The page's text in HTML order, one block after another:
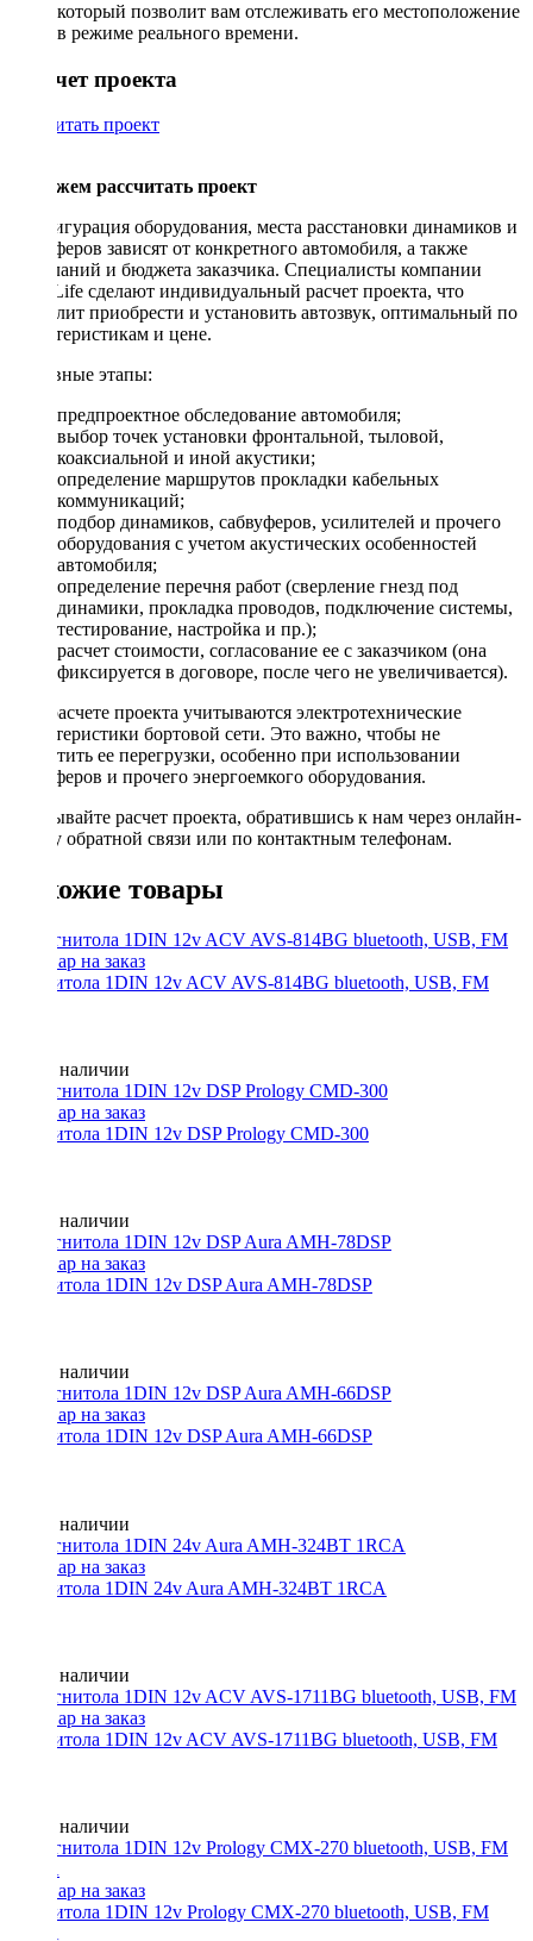
который позволит вам отслеживать его местоположение
в режиме реального времени.
Рассчет проекта
Рассчитать проект
Поможем рассчитать проект
Конфигурация оборудования, места расстановки динамиков и
сабвуферов зависят от конкретного автомобиля, а также
пожеланий и бюджета заказчика. Специалисты компании
DriveLife сделают индивидуальный расчет проекта, что
позволит приобрести и установить автозвук, оптимальный по
характеристикам и цене.
Основные этапы:
предпроектное обследование автомобиля;
выбор точек установки фронтальной, тыловой,
коаксиальной и иной акустики;
определение маршрутов прокладки кабельных
коммуникаций;
подбор динамиков, сабвуферов, усилителей и прочего
оборудования с учетом акустических особенностей
автомобиля;
определение перечня работ (сверление гнезд под
динамики, прокладка проводов, подключение системы,
тестирование, настройка и пр.);
расчет стоимости, согласование ее с заказчиком (она
фиксируется в договоре, после чего не увеличивается).
При расчете проекта учитываются электротехнические
характеристики бортовой сети. Это важно, чтобы не
допустить ее перегрузки, особенно при использовании
сабвуферов и прочего энергоемкого оборудования.
Заказывайте расчет проекта, обратившись к нам через онлайн-
форму обратной связи или по контактным телефонам.
Похожие товары
Магнитола 1DIN 12v ACV AVS-814BG bluetooth, USB, FM
Нет в наличии
Магнитола 1DIN 12v DSP Prology CMD-300
Нет в наличии
Магнитола 1DIN 12v DSP Aura AMH-78DSP
Нет в наличии
Магнитола 1DIN 12v DSP Aura AMH-66DSP
Нет в наличии
Магнитола 1DIN 24v Aura AMH-324BT 1RCA
Нет в наличии
Магнитола 1DIN 12v ACV AVS-1711BG bluetooth, USB, FM
Нет в наличии
Магнитола 1DIN 12v Prology CMX-270 bluetooth, USB, FM